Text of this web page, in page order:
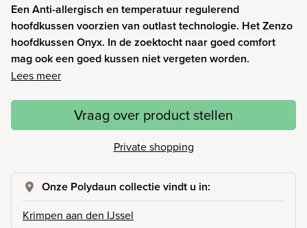
Een Anti-allergisch en temperatuur regulerend
hoofdkussen voorzien van outlast technologie. Het Zenzo
hoofdkussen Onyx. In de zoektocht naar goed comfort
mag ook een goed kussen niet vergeten worden.
Lees meer
Vraag over product stellen
Private shopping
Onze Polydaun collectie vindt u in:
Krimpen aan den IJssel